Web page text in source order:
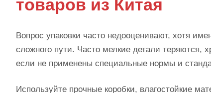
товаров из Китая
Вопрос упаковки часто недооценивают, хотя
сложного пути. Часто мелкие детали теряются,
если не применены специальные нормы и
Используйте прочные коробки, влагостойкие